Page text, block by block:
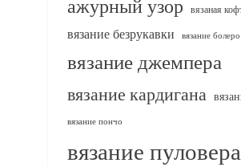
ажурный узор вязаная
вязание безрукавки вязание болеро
вязание джемпера
вязание кардигана
вязание пончо
вязание пуловера